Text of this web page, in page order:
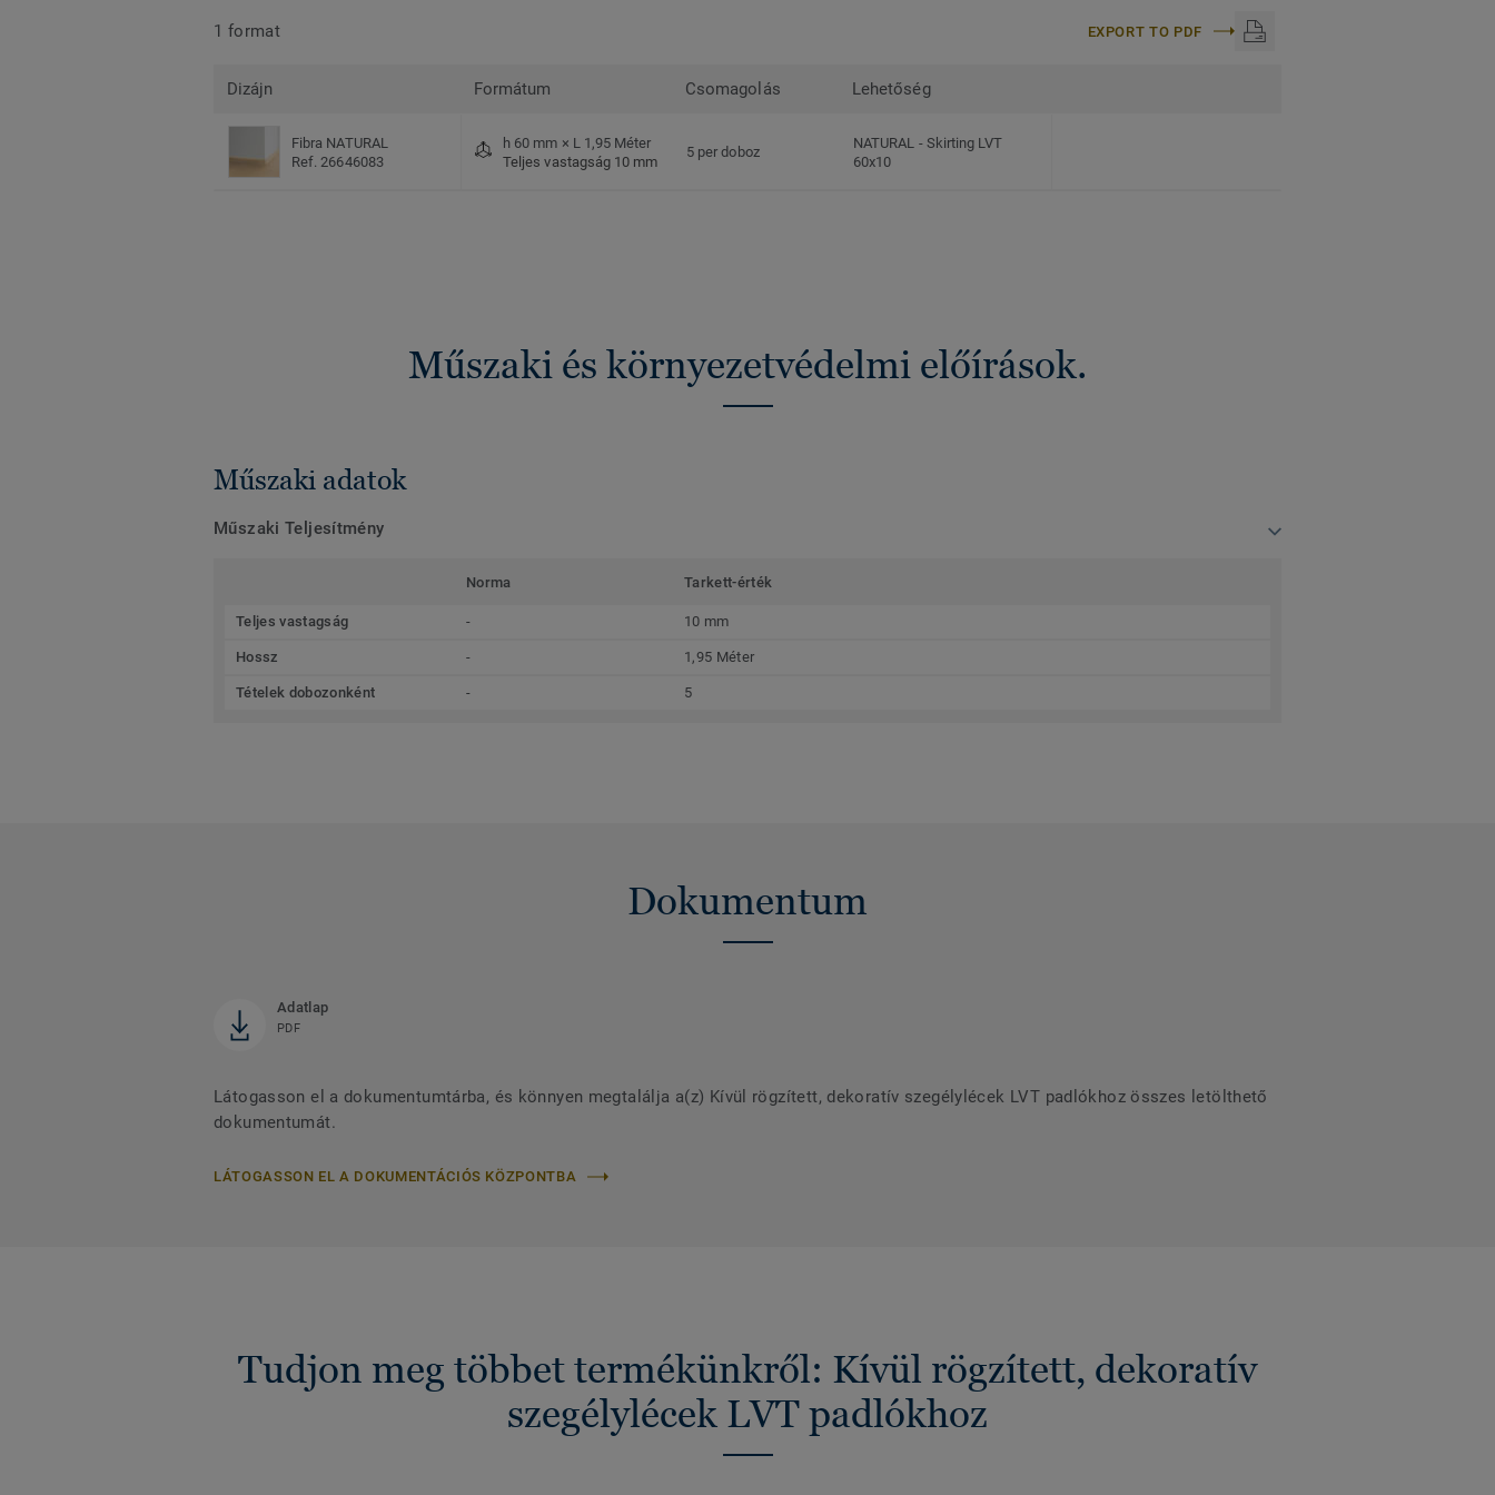
1 format EXPORT TO PDF
Dizájn Formátum Csomagolás Lehetőség
Fibra NATURAL
Ref. 26646083
h 60 mm × L 1,95 Méter
Teljes vastagság 10 mm
5 per doboz
NATURAL - Skirting LVT
60x10
Műszaki és környezetvédelmi előírások.
Műszaki adatok
Műszaki Teljesítmény
Norma Tarkett-érték
Teljes vastagság - 10 mm
Hossz - 1,95 Méter
Tételek dobozonként - 5
Dokumentum
Adatlap
PDF
Látogasson el a dokumentumtárba, és könnyen megtalálja a(z) Kívül rögzített, dekoratív szegélylécek LVT padlókhoz összes letölthető
dokumentumát.
LÁTOGASSON EL A DOKUMENTÁCIÓS KÖZPONTBA
Tudjon meg többet termékünkről: Kívül rögzített, dekoratív
szegélylécek LVT padlókhoz